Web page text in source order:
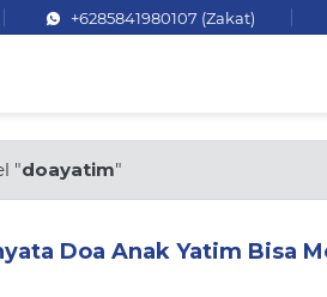
+6285841980107 (Zakat)
"doayatim"
Doa Anak Yatim Bisa